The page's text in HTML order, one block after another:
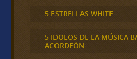
5 ESTRELLAS WHITE
5 IDOLOS DE LA MÚSICA
ACORDEÓN